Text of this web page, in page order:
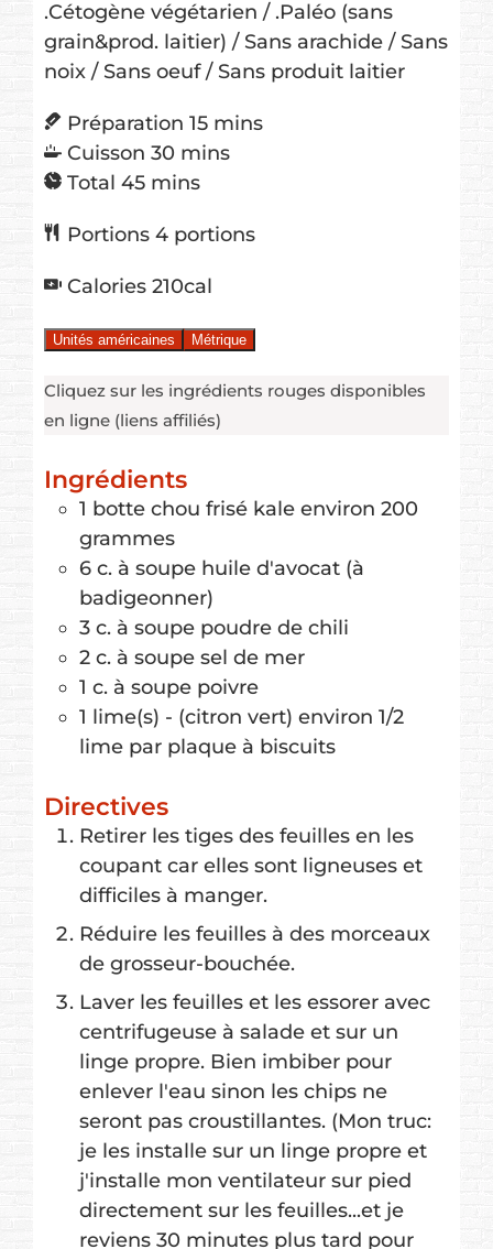
.Cétogène végétarien / .Paléo (sans
grain&prod. laitier) / Sans arachide / Sans
noix / Sans oeuf / Sans produit laitier
Préparation 15minutes
mins
Cuisson 30minutes
mins
Total 45minutes
mins
Portions 4 portions
Calories 210cal
Unités américaines Métrique
Cliquez sur les ingrédients rouges disponibles
en ligne (liens affiliés)
Ingrédients
1 botte chou frisé kale environ 200
grammes
6 c. à soupe huile d'avocat (à
badigeonner)
3 c. à soupe poudre de chili
2 c. à soupe sel de mer
1 c. à soupe poivre
1 lime(s) - (citron vert) environ 1/2
lime par plaque à biscuits
Directives
Retirer les tiges des feuilles en les
coupant car elles sont ligneuses et
difficiles à manger.
Réduire les feuilles à des morceaux
de grosseur-bouchée.
Laver les feuilles et les essorer avec
centrifugeuse à salade et sur un
linge propre. Bien imbiber pour
enlever l'eau sinon les chips ne
seront pas croustillantes. (Mon truc:
je les installe sur un linge propre et
j'installe mon ventilateur sur pied
directement sur les feuilles...et je
reviens 30 minutes plus tard pour